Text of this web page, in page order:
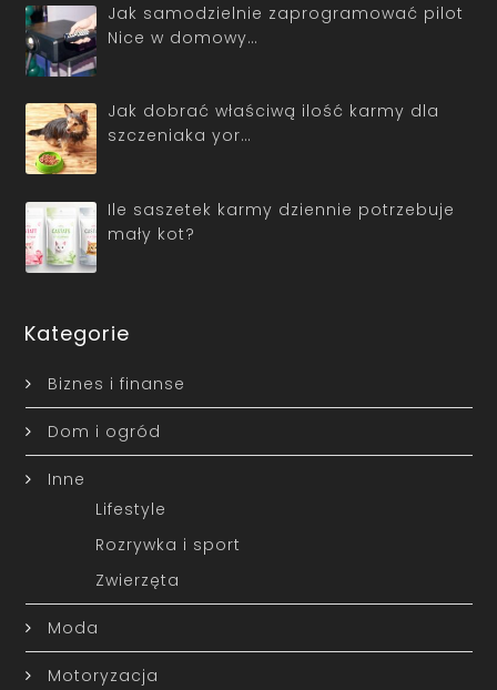
Jak samodzielnie zaprogramować pilot
Nice w domowy…
Jak dobrać właściwą ilość karmy dla
szczeniaka yor…
Ile saszetek karmy dziennie potrzebuje
mały kot?
Kategorie
Biznes i finanse
Dom i ogród
Inne
Lifestyle
Rozrywka i sport
Zwierzęta
Moda
Motoryzacja